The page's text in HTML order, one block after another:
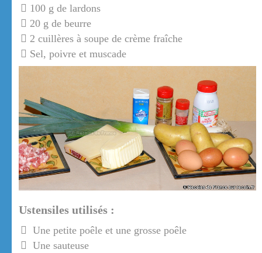
100 g de lardons
20 g de beurre
2 cuillères à soupe de crème fraîche
Sel, poivre et muscade
Ustensiles utilisés :
Une petite poêle et une grosse poêle
Une sauteuse